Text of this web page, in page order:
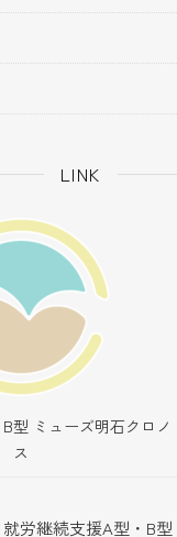
LINK
型 ミューズ明石クロノ
ス
就労継続支援A型・B